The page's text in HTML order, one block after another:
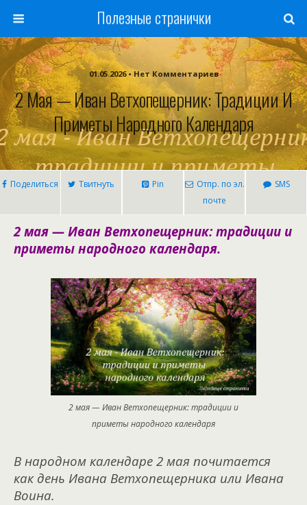
Полезные странички
01.05.2026 • Нет Комментариев
2 Мая — Иван Ветхопещерник: Традиции И
Приметы Народного Календаря
Поделиться Твитнуть Pin
Отпр. по эл.
почте
SMS
2 мая — Иван Ветхопещерник: традиции и
приметы народного календаря.
2 мая — Иван Ветхопещерник: традиции и
приметы народного календаря
В народном календаре 2 мая почитается
как день Ивана Ветхопещерника или Ивана
Воина.